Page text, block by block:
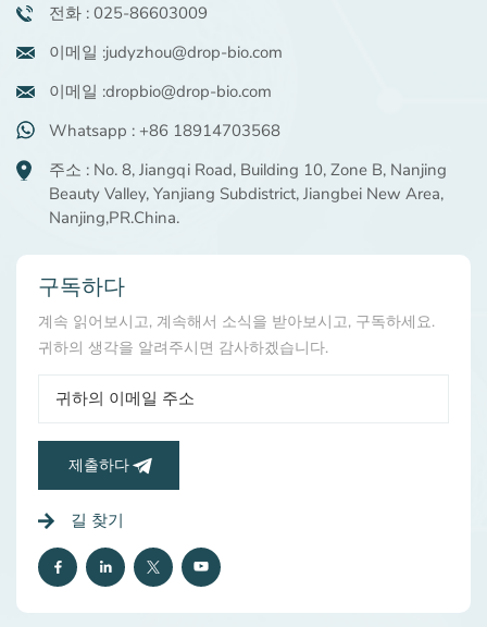
전화 : 025-86603009
이메일 :judyzhou@drop-bio.com
이메일 :dropbio@drop-bio.com
Whatsapp : +86 18914703568
주소 : No. 8, Jiangqi Road, Building 10, Zone B, Nanjing
Beauty Valley, Yanjiang Subdistrict, Jiangbei New Area,
Nanjing,PR.China.
구독하다
계속 읽어보시고, 계속해서 소식을 받아보시고, 구독하세요.
귀하의 생각을 알려주시면 감사하겠습니다.
제출하다
길 찾기